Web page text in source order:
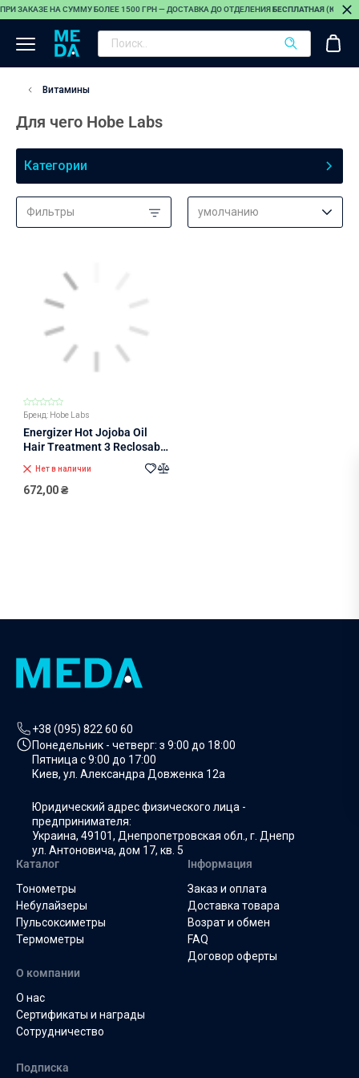
ПРИ ЗАКАЗЕ НА СУММУ БОЛЕЕ 1500 ГРН — ДОСТАВКА ДО ОТДЕЛЕНИЯБЕСПЛАТНАЯ
Витамины
Для чего Hobe Labs
Категории
Фильтры умолчанию
Бренд: Hobe Labs
Energizer Hot Jojoba Oil
Hair Treatment 3 Reclosable
Нет в наличии
672,00₴
+38 (095) 822 60 60
Понедельник - четверг: з 9:00 до 18:00
Пятница с9:00 до 17:00
Киев, ул. Александра Довженка 12а
Юридический адрес физического лица -
предпринимателя:
Украина, 49101, Днепропетровская обл., г. Днепр
ул. Антоновича, дом 17, кв. 5
Каталог
Тонометры
Небулайзеры
Пульсоксиметры
Термометры
Інформация
Заказ и оплата
Доставка товара
Возрат и обмен
FAQ
Договор оферты
О компании
О нас
Сертификаты и награды
Сотрудничество
Подписка